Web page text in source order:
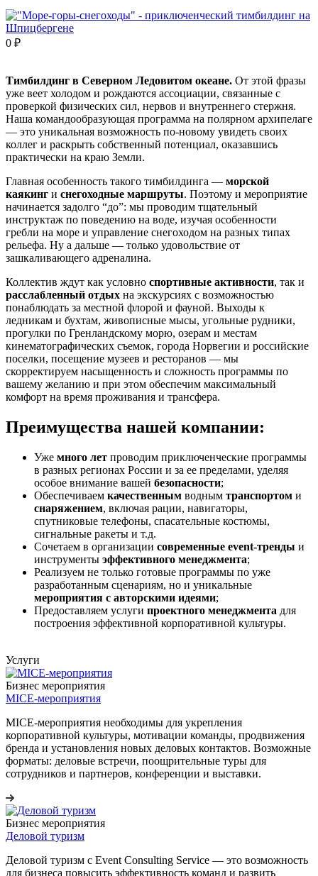
0 ₽
Тимбилдинг в Северном Ледовитом океане. От этой фразы
уже веет холодом и рождаются ассоциации, связанные с
проверкой физических сил, нервов и внутреннего стержня.
Наша командообразующая программа на полярном архипелаге
— это уникальная возможность по-новому увидеть своих
коллег и раскрыть собственный потенциал, оказавшись
практически на краю Земли.
Главная особенность такого тимбилдинга — морской
каякинг и снегоходные маршруты. Поэтому и мероприятие
начинается задолго “до”: мы проводим тщательный
инструктаж по поведению на воде, изучая особенности
гребли на море и управление снегоходом на разных типах
рельефа. Ну а дальше — только удовольствие от
зашкаливающего адреналина.
Коллектив ждут как условно спортивные активности, так и
расслабленный отдых на экскурсиях с возможностью
понаблюдать за местной флорой и фауной. Выходы к
ледникам и бухтам, живописные мысы, угольные рудники,
прогулки по Гренландскому морю, озерам и местам
кинематографических съемок, города Норвегии и российские
поселки, посещение музеев и ресторанов — мы
скорректируем насыщенность и сложность программы по
вашему желанию и при этом обеспечим максимальный
комфорт на время проживания и трансфера.
Преимущества нашей компании:
Уже много лет проводим приключенческие программы
в разных регионах России и за ее пределами, уделяя
особое внимание вашей безопасности;
Обеспечиваем качественным водным транспортом и
снаряжением, включая рации, навигаторы,
спутниковые телефоны, спасательные костюмы,
сигнальные ракеты и т.д.
Сочетаем в организации современные event-тренды и
инструменты эффективного менеджмента;
Реализуем не только готовые программы по уже
разработанным сценариям, но и уникальные
мероприятия с авторскими идеями;
Предоставляем услуги проектного менеджмента для
построения эффективной корпоративной культуры.
Услуги
Бизнес мероприятия
MICE-мероприятия
MICE-мероприятия необходимы для укрепления
корпоративной культуры, мотивации команды, продвижения
бренда и установления новых деловых контактов. Возможные
форматы: деловые встречи, поощрительные туры для
сотрудников и партнеров, конференции и выставки.
Бизнес мероприятия
Деловой туризм
Деловой туризм с Event Consulting Service — это возможность
для бизнеса повысить эффективность команд и развить